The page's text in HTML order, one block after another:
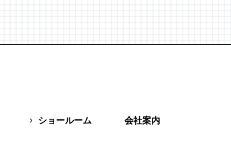
ショールーム 会社案内